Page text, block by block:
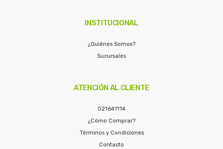
INSTITUCIONAL
¿Quiénes Somos?
Sucursales
ATENCIÓN AL CLIENTE
021641114
¿Cómo Comprar?
Términos y Condiciones
Contacto